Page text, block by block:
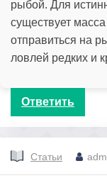
рыбой. Для
существует
отправиться на
ловлей редких и
Ответить
Статьи